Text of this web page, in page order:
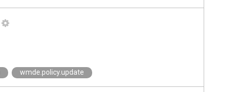
wmde.policy.update